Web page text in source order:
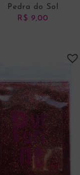
AO CARRINHO
Pedra do Sol
R$ 9,00